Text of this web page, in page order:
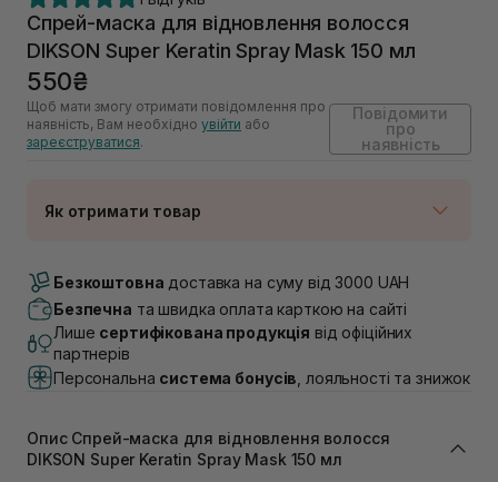
Спрей-маска для відновлення волосся
DIKSON Super Keratin Spray Mask 150 мл
550₴
Щоб мати змогу отримати повідомлення про
наявність, Вам необхідно увійти або
зареєструватися.
Повідомити
про
наявність
Як отримати товар
Немає в наявності!
Немає в наявності!
Самовивіз м. Львів, вул. Академіка Підстригача, 1В
(Duck’s Lake)
Немає в наявності!
Самовивіз м. Львів, вул. Степана Бандери 45
Немає в наявності!
Безкоштовна доставка на суму від 3000 UAH
Безпечна та швидка оплата карткою на сайті
Лише сертифікована продукція від офіційних
партнерів
Персональна система бонусів , лояльності та знижок
Опис Спрей-маска для відновлення волосся
DIKSON Super Keratin Spray Mask 150 мл